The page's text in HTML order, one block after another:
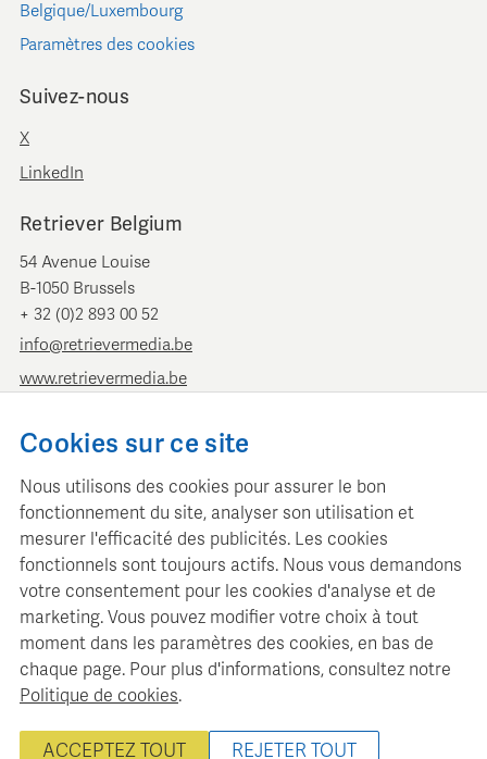
Belgique/Luxembourg
Paramètres des cookies
Suivez-nous
X
LinkedIn
Retriever Belgium
54 Avenue Louise
B-1050 Brussels
+ 32 (0)2 893 00 52
info@retrievermedia.be
www.retrievermedia.be
Retriever Pays-Bas
1054 GT Amsterdam
+ 31 (0)20 379 11 01
info@retriever.nl
www.retriever.nl
Retriever Media Information gère une base de données médias
structurée pour la planification et l'analyse médias
Cookies sur ce site
Nous utilisons des cookies pour assurer le bon
fonctionnement du site, analyser son utilisation et
mesurer l'efficacité des publicités. Les cookies
fonctionnels sont toujours actifs. Nous vous demandons
votre consentement pour les cookies d'analyse et de
marketing. Vous pouvez modifier votre choix à tout
moment dans les paramètres des cookies, en bas de
chaque page. Pour plus d'informations, consultez notre
Politique de cookies.
ACCEPTEZ TOUT REJETER TOUT